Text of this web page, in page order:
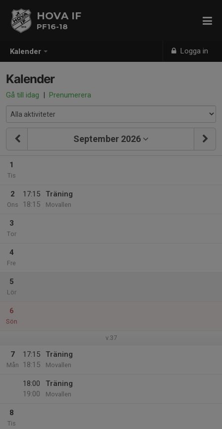
Kalender Logga in
HOVA IF
PF16-18
Kalender
Gå till idag | Prenumerera
September 2026
1
Tis
2
Ons
17:15
18:15
Träning
Movallen
3
Tor
4
Fre
5
Lör
6
Sön
v.37
7
Mån
17:15
18:15
Träning
Movallen
18:00
19:00
Träning
Movallen
8
Tis